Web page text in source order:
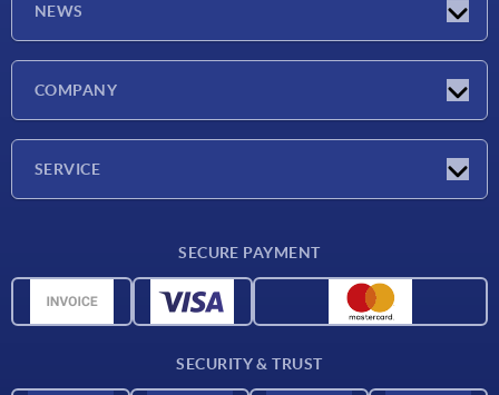
NEWS
COMPANY
SERVICE
CAD data
SECURE PAYMENT
SECURITY & TRUST